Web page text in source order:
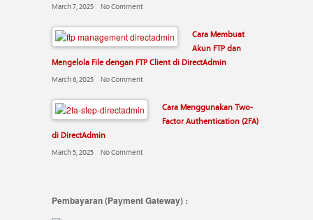
March 7, 2025 No Comment
Cara Membuat
Akun FTP dan
Mengelola File dengan FTP Client di DirectAdmin
March 6, 2025 No Comment
Cara Menggunakan Two-
Factor Authentication (2FA)
di DirectAdmin
March 5, 2025 No Comment
Pembayaran (Payment Gateway) :